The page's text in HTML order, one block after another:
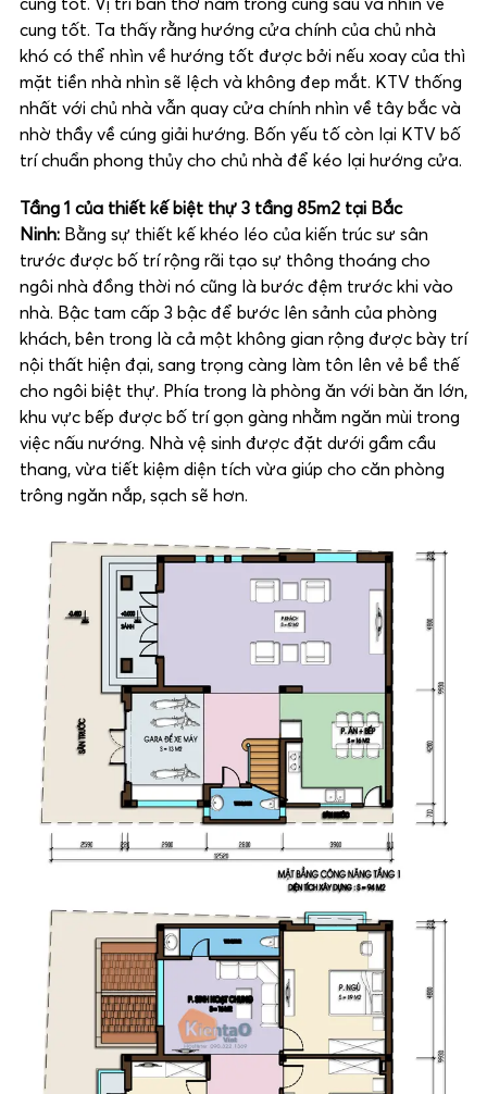
cung tốt. Vị trí ban thờ nằm trong cung sấu và nhìn về
cung tốt. Ta thấy rằng hướng cửa chính của chủ nhà
khó có thể nhìn về hướng tốt được bởi nếu xoay của thì
mặt tiền nhà nhìn sẽ lệch và không đep mắt. KTV thống
nhất với chủ nhà vẫn quay cửa chính nhìn về tây bắc và
nhờ thầy về cúng giải hướng. Bốn yếu tố còn lại KTV bố
trí chuẩn phong thủy cho chủ nhà để kéo lại hướng cửa.
Tầng 1 của thiết kế biệt thự 3 tầng 85m2 tại Bắc
Ninh: Bằng sự thiết kế khéo léo của kiến trúc sư sân
trước được bố trí rộng rãi tạo sự thông thoáng cho
ngôi nhà đồng thời nó cũng là bước đệm trước khi vào
nhà. Bậc tam cấp 3 bậc để bước lên sảnh của phòng
khách, bên trong là cả một không gian rộng được bày trí
nội thất hiện đại, sang trọng càng làm tôn lên vẻ bề thế
cho ngôi biệt thự. Phía trong là phòng ăn với bàn ăn lớn,
khu vực bếp được bố trí gọn gàng nhằm ngăn mùi trong
việc nấu nướng. Nhà vệ sinh được đặt dưới gầm cầu
thang, vừa tiết kiệm diện tích vừa giúp cho căn phòng
trông ngăn nắp, sạch sẽ hơn.